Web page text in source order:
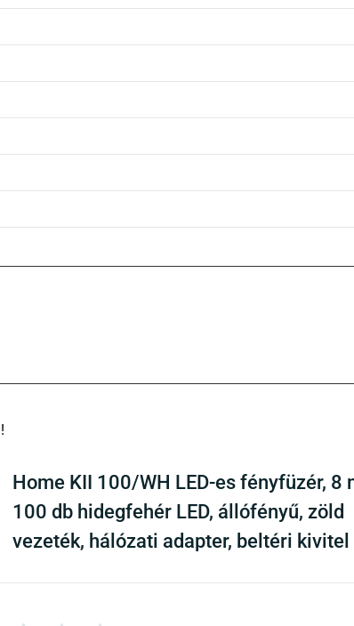
Home KII 100/WH LED-es fényfüzér, 8
100 db hidegfehér LED, állófényű, zöld
vezeték, hálózati adapter, beltéri kivitel